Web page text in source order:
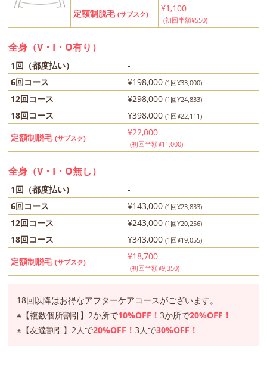
定額制脱毛 (サブスク)
¥1,100
(初回半額¥550)
全身（V・I・O有り）
1回（都度払い）
-
6回コース
¥198,000 (1回¥33,000)
12回コース ¥298,000 (1回¥24,833)
18回コース ¥398,000 (1回¥22,111)
定額制脱毛 (サブスク)
¥22,000
(初回半額¥11,000)
全身（V・I・O無し）
1回（都度払い）
-
6回コース
¥143,000 (1回¥23,833)
12回コース ¥243,000 (1回¥20,256)
18回コース ¥343,000 (1回¥19,055)
定額制脱毛 (サブスク)
¥18,700
(初回半額¥9,350)
18回以降はお得なアフターケアコースがございます。
【複数個所割引】2か所で10%OFF！ 3か所で20%OFF！
【友達割引】2人で20%OFF！ 3人で30%OFF！